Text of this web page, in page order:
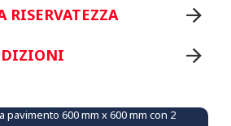
RISERVATEZZA
600 mm x 600 mm con 2